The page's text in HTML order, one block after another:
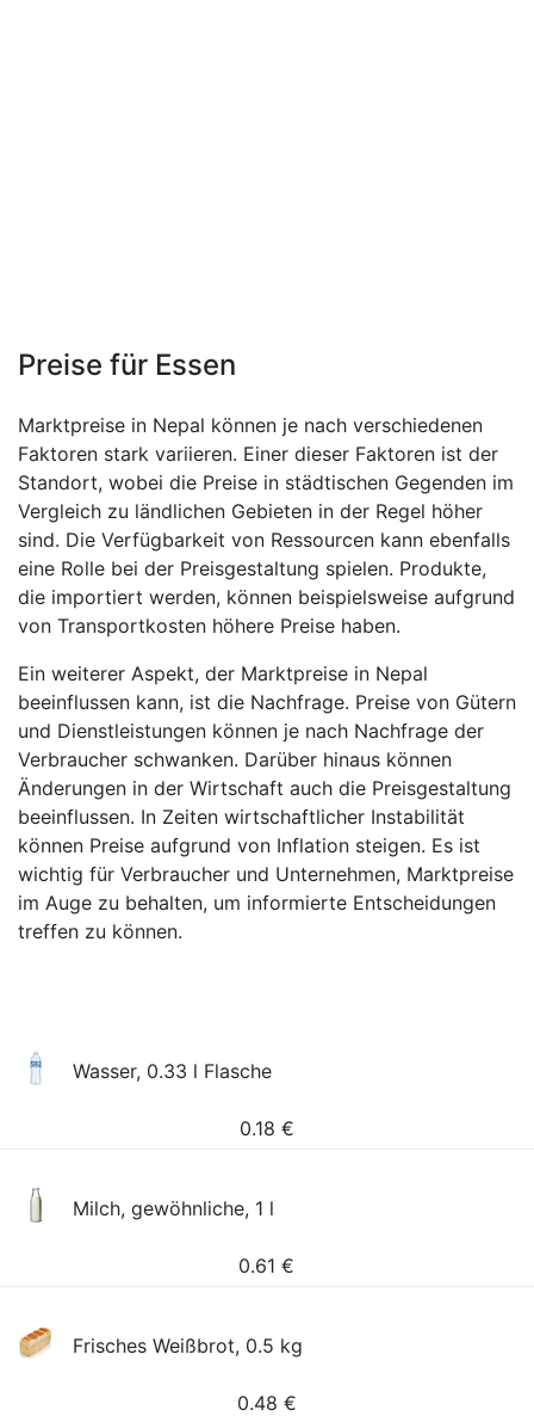
Preise für Essen
Marktpreise in Nepal können je nach verschiedenen
Faktoren stark variieren. Einer dieser Faktoren ist der
Standort, wobei die Preise in städtischen Gegenden im
Vergleich zu ländlichen Gebieten in der Regel höher
sind. Die Verfügbarkeit von Ressourcen kann ebenfalls
eine Rolle bei der Preisgestaltung spielen. Produkte,
die importiert werden, können beispielsweise aufgrund
von Transportkosten höhere Preise haben.
Ein weiterer Aspekt, der Marktpreise in Nepal
beeinflussen kann, ist die Nachfrage. Preise von Gütern
und Dienstleistungen können je nach Nachfrage der
Verbraucher schwanken. Darüber hinaus können
Änderungen in der Wirtschaft auch die Preisgestaltung
beeinflussen. In Zeiten wirtschaftlicher Instabilität
können Preise aufgrund von Inflation steigen. Es ist
wichtig für Verbraucher und Unternehmen, Marktpreise
im Auge zu behalten, um informierte Entscheidungen
treffen zu können.
Wasser, 0.33 l Flasche
0.18 €
Milch, gewöhnliche, 1 l
0.61 €
Frisches Weißbrot, 0.5 kg
0.48 €